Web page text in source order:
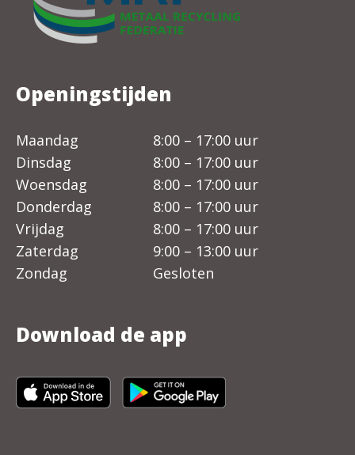
Openingstijden
Maandag
8:00 – 17:00 uur
Dinsdag
8:00 – 17:00 uur
Woensdag
8:00 – 17:00 uur
Donderdag
8:00 – 17:00 uur
Vrijdag
8:00 – 17:00 uur
Zaterdag
9:00 – 13:00 uur
Zondag
Gesloten
Download de app